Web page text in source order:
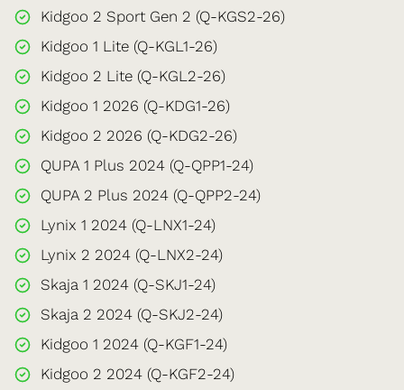
Kidgoo 2 Sport Gen 2 (Q-KGS2-26)
Kidgoo 1 Lite (Q-KGL1-26)
Kidgoo 2 Lite (Q-KGL2-26)
Kidgoo 1 2026 (Q-KDG1-26)
Kidgoo 2 2026 (Q-KDG2-26)
QUPA 1 Plus 2024 (Q-QPP1-24)
QUPA 2 Plus 2024 (Q-QPP2-24)
Lynix 1 2024 (Q-LNX1-24)
Lynix 2 2024 (Q-LNX2-24)
Skaja 1 2024 (Q-SKJ1-24)
Skaja 2 2024 (Q-SKJ2-24)
Kidgoo 1 2024 (Q-KGF1-24)
Kidgoo 2 2024 (Q-KGF2-24)